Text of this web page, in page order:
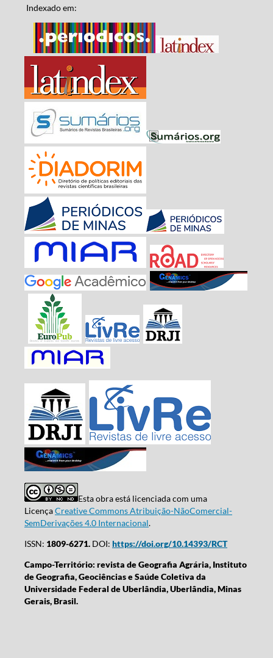
Indexado em:
Esta obra está licenciada com uma
LicençaCreative Commons Atribuição-NãoComercial-
SemDerivações 4.0 Internacional.
ISSN: 1809-6271.DOI: https://doi.org/10.14393/RCT
Campo-Território: revista de Geografia Agrária, Instituto
de Geografia, Geociências e Saúde Coletiva da
Universidade Federal de Uberlândia, Uberlândia, Minas
Gerais, Brasil.